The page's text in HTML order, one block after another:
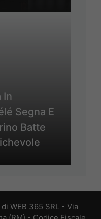
In
Segna E
Batte
WEB 365 SRL - Via